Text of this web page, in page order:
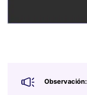
Observación: